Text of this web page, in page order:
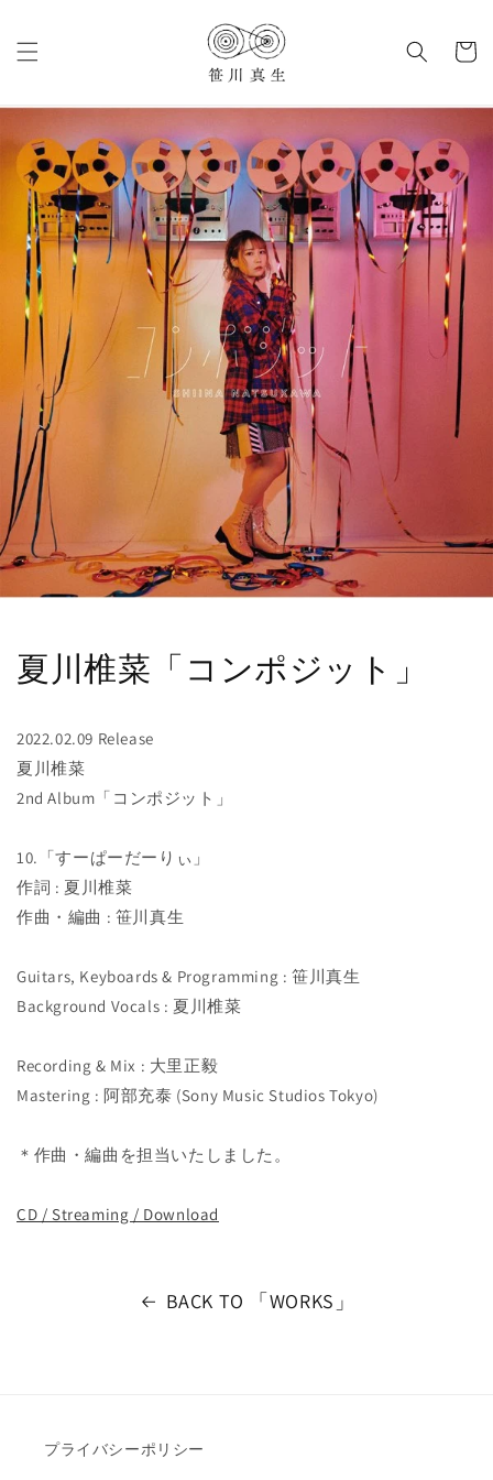
進む
ー
夏川椎菜「コンポジット」
2022.02.09 Release
夏川椎菜
2nd Album「コンポジット」
10.「すーぱーだーりぃ」
作詞 : 夏川椎菜
作曲・編曲 : 笹川真生
Guitars, Keyboards & Programming : 笹川真生
Background Vocals : 夏川椎菜
Recording & Mix : 大里正毅
Mastering : 阿部充泰 (Sony Music Studios Tokyo)
＊作曲・編曲を担当いたしました。
CD / Streaming / Download
BACK TO 「WORKS」
プライバシーポリシー